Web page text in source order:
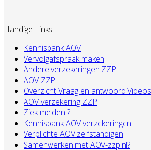
Handige Links
Kennisbank AOV
Vervolgafspraak maken
Andere verzekeringen ZZP
AOV ZZP
Overzicht Vraag en antwoord Videos
AOV verzekering ZZP
Ziek melden ?
Kennisbank AOV verzekeringen
Verplichte AOV zelfstandigen
Samenwerken met AOV-zzp.nl?